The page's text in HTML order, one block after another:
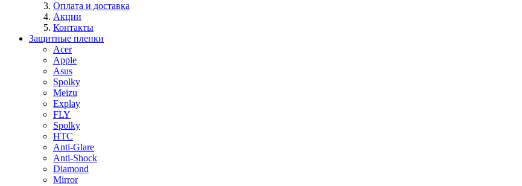
Оплата и доставка
Акции
Контакты
Защитные пленки
Acer
Apple
Asus
Spolky
Meizu
Explay
FLY
Spolky
HTC
Anti-Glare
Anti-Shock
Diamond
Mirror